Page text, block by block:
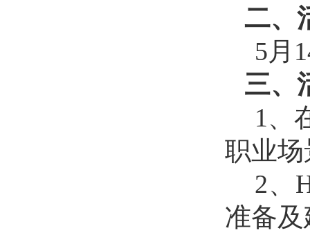
二、
5月
三、
1、
职业
2、
准备